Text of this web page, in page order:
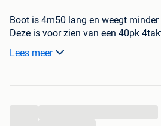
Boot is 4m50 lang en weegt
Deze is voor zien van een 40pk
goed onderhouden geweest. De
van een ligbed naar een zithoek met
Lees meer